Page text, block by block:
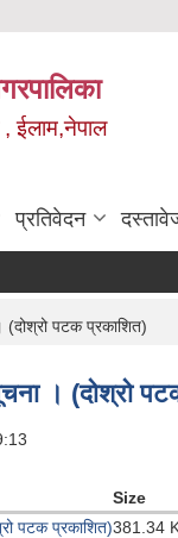
ईलाम,नेपाल
प्रतिवेदन
(दोश्रो पटक प्रकाशित)
। (दोश्रो
Size
पटक प्रकाशित)381.34